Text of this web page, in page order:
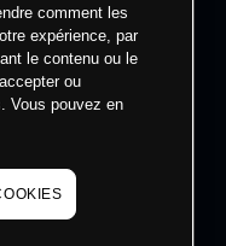
comment les
expérience, par
le contenu ou le
ou
Vous pouvez en